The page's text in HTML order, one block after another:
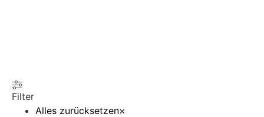
Filter
Alles zurücksetzen×